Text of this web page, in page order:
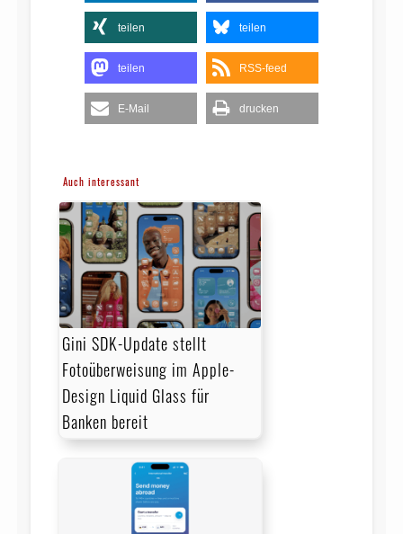
teilen teilen
teilen RSS-feed
E-Mail drucken
Auch interessant
Gini SDK-Update stellt
Fotoüberweisung im Apple-
Design Liquid Glass für
Banken bereit